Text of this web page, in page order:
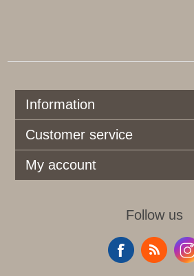
Information
Customer service
My account
Follow us